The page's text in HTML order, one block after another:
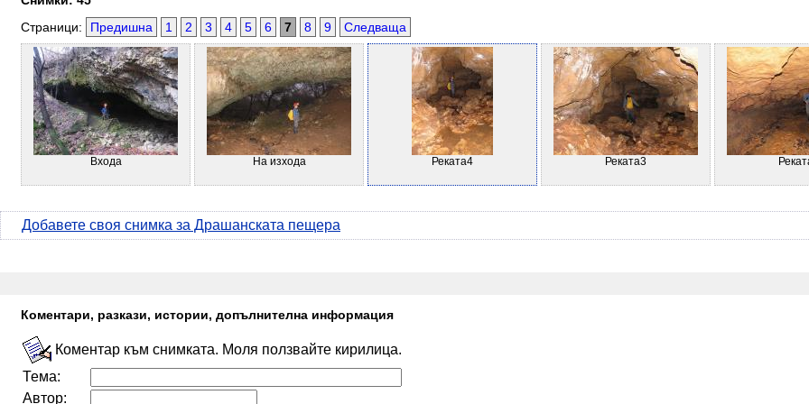
Страници:
Предишна 1 2 3 4 5 6 7 8 9 Следваща
Входа На изхода Реката4 Реката3
Добавете своя снимка за Драшанската пещера
Коментари, разкази, истории, допълнителна информация
Коментар към снимката. Моля ползвайте кирилица.
Тема:
Автор: